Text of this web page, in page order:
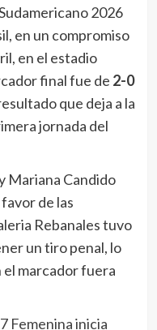
2026
en un compromiso
en el estadio
final fue de 2-0
que deja a la
jornada del
Mariana Candido
de las
Rebanales tuvo
un tiro penal, lo
marcador fuera
Femenina inicia